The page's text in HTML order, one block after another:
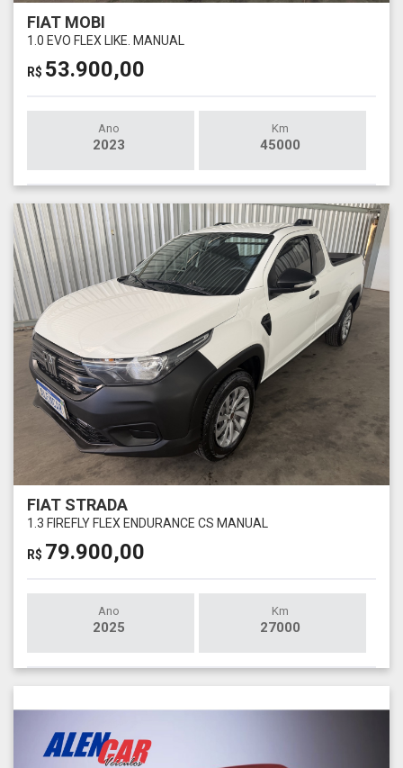
FIAT MOBI
1.0 EVO FLEX LIKE. MANUAL
R$ 53.900,00
Ano
2023
Km
45000
FIAT STRADA
1.3 FIREFLY FLEX ENDURANCE CS MANUAL
R$ 79.900,00
Ano
2025
Km
27000